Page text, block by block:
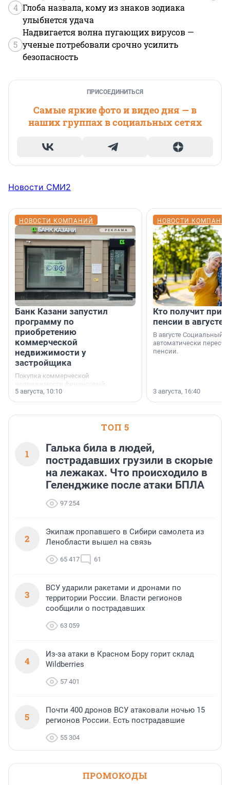
4 Глоба назвала, кому из знаков зодиака
улыбнется удача
5
Надвигается волна пугающих вирусов —
ученые потребовали срочно усилить
безопасность
ПРИСОЕДИНИТЬСЯ
Самые яркие фото и видео дня — в
наших группах в социальных сетях
Новости СМИ2
НОВОСТИ КОМПАНИЙ
Банк Казани запустил
программу по
приобретению
коммерческой
недвижимости у
застройщика
Покупка коммерческой
недвижимости финансовый
инструмент, доступный для многих
предпринимателей. Будь то новый
или готовый арендный бизнес —
успех сделки зависит от правильного
5 августа, 10:10
НОВОСТИ
Кто получит
пенсии в августе
В августе Социальный
автоматически
пенсии.
3 августа, 16:40
ТОП 5
1
Галька била в людей,
пострадавших грузили в скорые
на лежаках. Что происходило в
Геленджике после атаки БПЛА
97 254
2
Экипаж пропавшего в Сибири самолета из
Ленобласти вышел на связь
65 417 61
3
ВСУ ударили ракетами и дронами по
территории России. Власти регионов
сообщили о пострадавших
63 059
4
Из-за атаки в Красном Бору горит склад
Wildberries
57 401
5
Почти 400 дронов ВСУ атаковали ночью 15
регионов России. Есть пострадавшие
55 304
ПРОМОКОДЫ